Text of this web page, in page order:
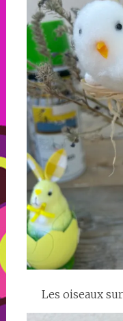
Les oiseaux